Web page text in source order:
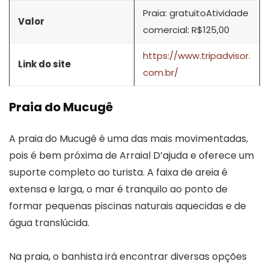
Valor
Praia: gratuitoAtividade
comercial: R$125,00
Link do site
https://www.tripadvisor.
com.br/
Praia do Mucugê
A praia do Mucugê é uma das mais movimentadas,
pois é bem próxima de Arraial D’ajuda e oferece um
suporte completo ao turista. A faixa de areia é
extensa e larga, o mar é tranquilo ao ponto de
formar pequenas piscinas naturais aquecidas e de
água translúcida.
Na praia, o banhista irá encontrar diversas opções